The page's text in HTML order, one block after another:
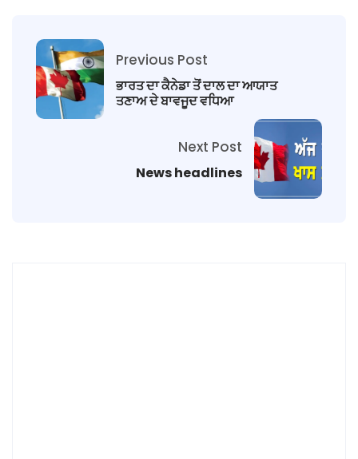
Previous Post
ਭਾਰਤ ਦਾ ਕੈਨੇਡਾ ਤੋਂ ਦਾਲ ਦਾ ਆਯਾਤ
ਤਣਾਅ ਦੇ ਬਾਵਜੂਦ ਵਧਿਆ
Next Post
News headlines